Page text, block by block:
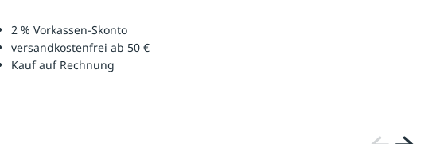
2 % Vorkassen-Skonto
versandkostenfrei ab 50 €
Kauf auf Rechnung